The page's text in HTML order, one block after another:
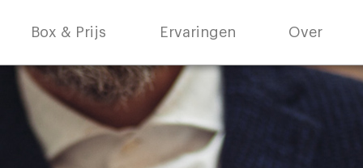
Box & Prijs Ervaringen Over